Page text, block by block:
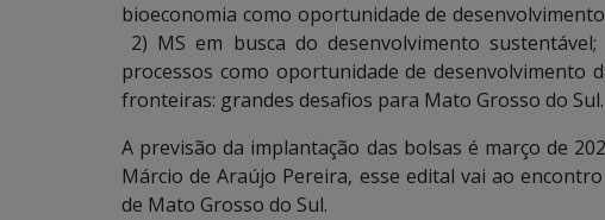
bioeconomia como oportunidade de
2) MS em busca do desenvolvimento
processos como oportunidade de desenvolvimento
fronteiras: grandes desafios para Mato Grosso do Sul.
A previsão da implantação das bolsas é março de
Márcio de Araújo Pereira, esse edital vai ao
de Mato Grosso do Sul.